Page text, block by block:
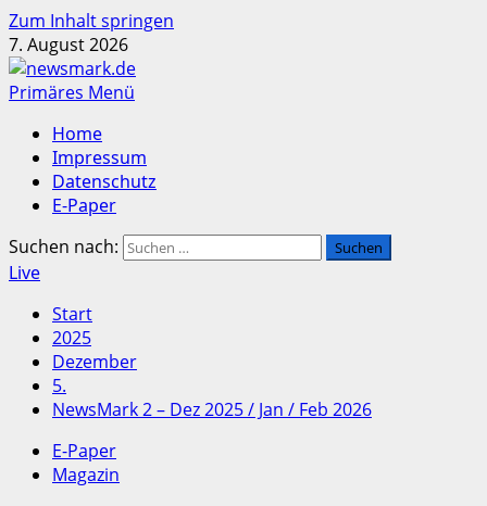
Zum Inhalt springen
7. August 2026
Primäres Menü
Home
Impressum
Datenschutz
E-Paper
Suchen nach:
Live
Start
2025
Dezember
5.
NewsMark 2 – Dez 2025 / Jan / Feb 2026
E-Paper
Magazin